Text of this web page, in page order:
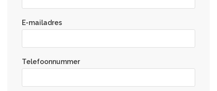
E-mailadres
Telefoonnummer